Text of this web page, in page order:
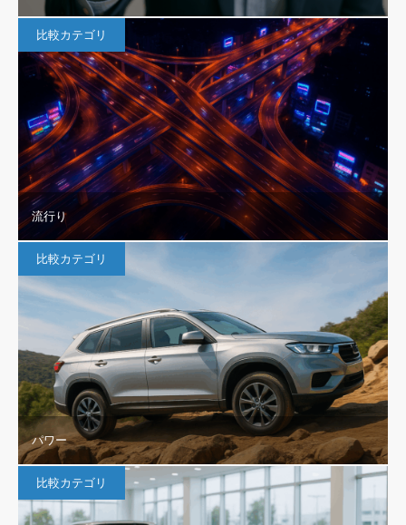
比較カテゴリ
流行り
比較カテゴリ
パワー
比較カテゴリ